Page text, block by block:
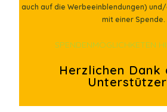
auch auf die Werbeeinblendungen)
mit einer Spende.
SPENDENMÖGLICHKETEN
Herzlichen Dank
Unterstützer